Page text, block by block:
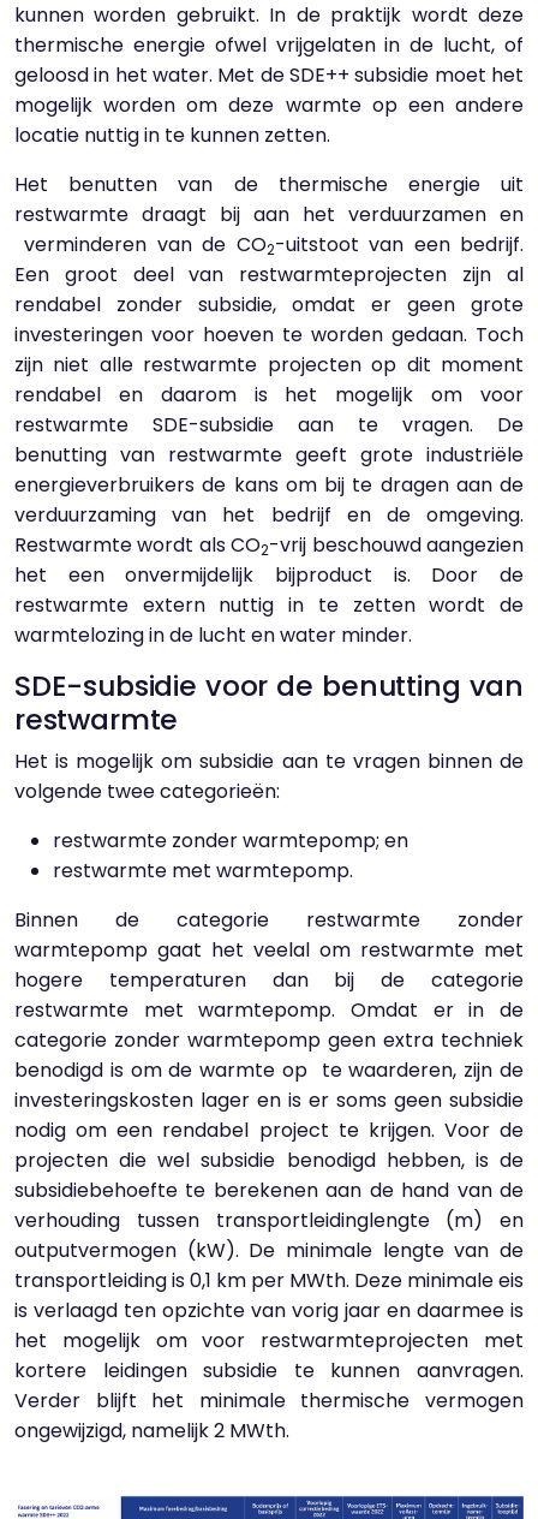
kunnen worden gebruikt. In de praktijk wordt deze
thermische energie ofwel vrijgelaten in de lucht, of
geloosd in het water. Met de SDE++ subsidie moet het
mogelijk worden om deze warmte op een andere
locatie nuttig in te kunnen zetten.
Het benutten van de thermische energie uit
restwarmte draagt bij aan het verduurzamen en
verminderen van de CO2-uitstoot van een bedrijf.
Een groot deel van restwarmteprojecten zijn al
rendabel zonder subsidie, omdat er geen grote
investeringen voor hoeven te worden gedaan. Toch
zijn niet alle restwarmte projecten op dit moment
rendabel en daarom is het mogelijk om voor
restwarmte SDE-subsidie aan te vragen. De
benutting van restwarmte geeft grote industriële
energieverbruikers de kans om bij te dragen aan de
verduurzaming van het bedrijf en de omgeving.
Restwarmte wordt als CO2-vrij beschouwd aangezien
het een onvermijdelijk bijproduct is. Door de
restwarmte extern nuttig in te zetten wordt de
warmtelozing in de lucht en water minder.
SDE-subsidie voor de benutting van
restwarmte
Het is mogelijk om subsidie aan te vragen binnen de
volgende twee categorieën:
restwarmte zonder warmtepomp; en
restwarmte met warmtepomp.
Binnen de categorie restwarmte zonder
warmtepomp gaat het veelal om restwarmte met
hogere temperaturen dan bij de categorie
restwarmte met warmtepomp. Omdat er in de
categorie zonder warmtepomp geen extra techniek
benodigd is om de warmte op te waarderen, zijn de
investeringskosten lager en is er soms geen subsidie
nodig om een rendabel project te krijgen. Voor de
projecten die wel subsidie benodigd hebben, is de
subsidiebehoefte te berekenen aan de hand van de
verhouding tussen transportleidinglengte (m) en
outputvermogen (kW). De minimale lengte van de
transportleiding is 0,1 km per MWth. Deze minimale eis
is verlaagd ten opzichte van vorig jaar en daarmee is
het mogelijk om voor restwarmteprojecten met
kortere leidingen subsidie te kunnen aanvragen.
Verder blijft het minimale thermische vermogen
ongewijzigd, namelijk 2 MWth.